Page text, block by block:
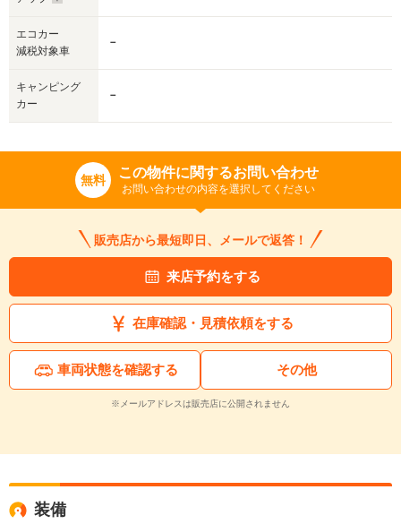
エコカー
減税対象車
－
キャンピング
カー
－
無料 この物件に関するお問い合わせ
お問い合わせの内容を選択してください
販売店から最短即日、メールで返答！
来店予約をする
在庫確認・見積依頼をする
車両状態を確認する その他
※メールアドレスは販売店に公開されません
装備